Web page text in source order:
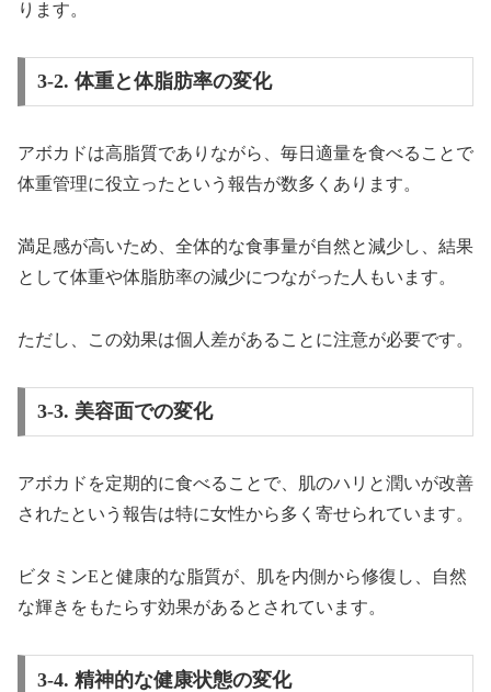
ります。
3-2. 体重と体脂肪率の変化
アボカドは高脂質でありながら、毎日適量を食べることで
体重管理に役立ったという報告が数多くあります。
満足感が高いため、全体的な食事量が自然と減少し、結果
として体重や体脂肪率の減少につながった人もいます。
ただし、この効果は個人差があることに注意が必要です。
3-3. 美容面での変化
アボカドを定期的に食べることで、肌のハリと潤いが改善
されたという報告は特に女性から多く寄せられています。
ビタミンEと健康的な脂質が、肌を内側から修復し、自然
な輝きをもたらす効果があるとされています。
3-4. 精神的な健康状態の変化